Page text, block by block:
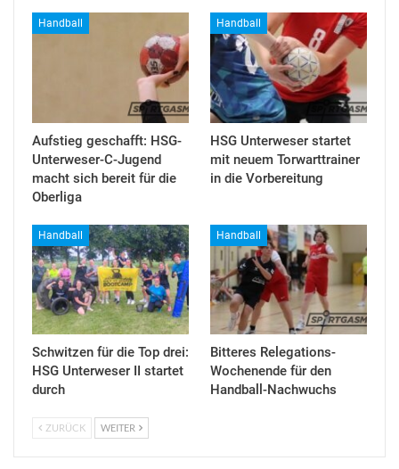
Handball
Aufstieg geschafft: HSG-
Unterweser-C-Jugend
macht sich bereit für die
Oberliga
Handball
HSG Unterweser startet
mit neuem Torwarttrainer
in die Vorbereitung
Handball
Schwitzen für die Top drei:
HSG Unterweser II startet
durch
Handball
Bitteres Relegations-
Wochenende für den
Handball-Nachwuchs
ZURÜCK WEITER